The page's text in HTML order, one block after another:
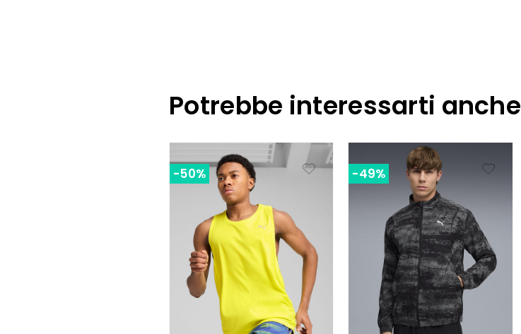
Potrebbe interessarti anche
-50% -49%